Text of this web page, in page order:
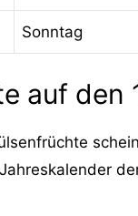
Sonntag
auf den